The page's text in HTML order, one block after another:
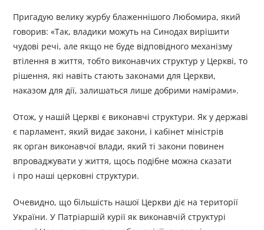
Пригадую велику журбу блаженнішого Любомира, який
говорив: «Так, владики можуть на Синодах вирішити
чудові речі, але якщо не буде відповідного механізму
втілення в життя, тобто виконавчих структур у Церкві, то
рішення, які навіть стають законами для Церкви,
наказом для дії, залишаться лише добрими намірами».
Отож, у нашій Церкві є виконавчі структури. Як у державі
є парламент, який видає закони, і кабінет міністрів
як орган виконавчої влади, який ті закони повинен
впроваджувати у життя, щось подібне можна сказати
і про наші церковні структури.
Очевидно, що більшість нашої Церкви діє на території
України. У Патріаршій курії як виконавчій структурі